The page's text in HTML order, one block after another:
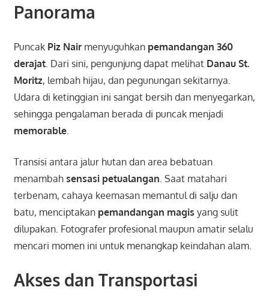
Panorama
Puncak Piz Nairmenyuguhkan pemandangan 360
derajat. Dari sini, pengunjung dapat melihat Danau St.
Moritz, lembah hijau, dan pegunungan sekitarnya.
Udara di ketinggian ini sangat bersih dan menyegarkan,
sehingga pengalaman berada di puncak menjadi
memorable.
Transisi antara jalur hutan dan area bebatuan
menambah sensasi petualangan . Saat matahari
terbenam, cahaya keemasan memantul di salju dan
batu, menciptakan pemandangan magis yang sulit
dilupakan. Fotografer profesional maupun amatir selalu
mencari momen ini untuk menangkap keindahan alam.
Akses dan Transportasi